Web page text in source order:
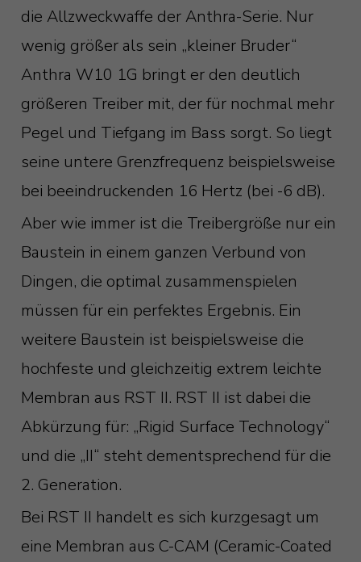
die Allzweckwaffe der Anthra-Serie. Nur
wenig größer als sein „kleiner Bruder“
Anthra W10 1G bringt er den deutlich
größeren Treiber mit, der für nochmal mehr
Pegel und Tiefgang im Bass sorgt. So liegt
seine untere Grenzfrequenz beispielsweise
bei beeindruckenden 16 Hertz (bei -6 dB).
Aber wie immer ist die Treibergröße nur ein
Baustein in einem ganzen Verbund von
Dingen, die optimal zusammenspielen
müssen für ein perfektes Ergebnis. Ein
weitere Baustein ist beispielsweise die
hochfeste und gleichzeitig extrem leichte
Membran aus RST II. RST II ist dabei die
Abkürzung für: „Rigid Surface Technology“
und die „II“ steht dementsprechend für die
2. Generation.
Bei RST II handelt es sich kurzgesagt um
eine Membran aus C-CAM (Ceramic-Coated